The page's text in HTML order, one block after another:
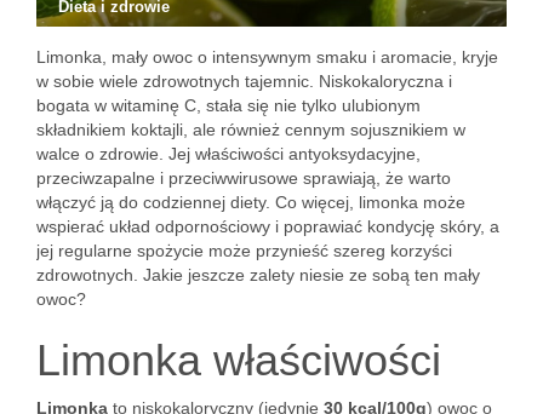
Dieta i zdrowie
Limonka, mały owoc o intensywnym smaku i aromacie, kryje
w sobie wiele zdrowotnych tajemnic. Niskokaloryczna i
bogata w witaminę C, stała się nie tylko ulubionym
składnikiem koktajli, ale również cennym sojusznikiem w
walce o zdrowie. Jej właściwości antyoksydacyjne,
przeciwzapalne i przeciwwirusowe sprawiają, że warto
włączyć ją do codziennej diety. Co więcej, limonka może
wspierać układ odpornościowy i poprawiać kondycję skóry, a
jej regularne spożycie może przynieść szereg korzyści
zdrowotnych. Jakie jeszcze zalety niesie ze sobą ten mały
owoc?
Limonka właściwości
Limonka to niskokaloryczny (jedynie 30 kcal/100g) owoc o